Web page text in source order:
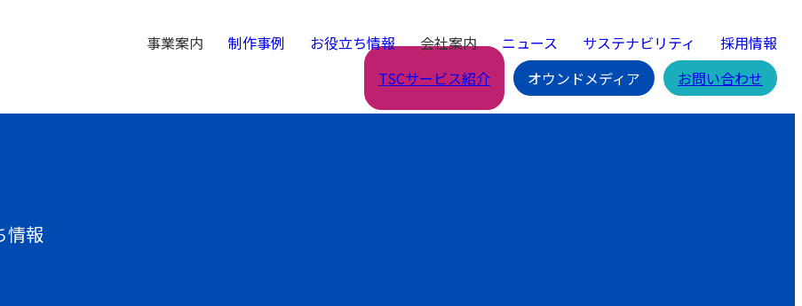
事業案内 制作事例 お役立ち情報 会社案内 ニュース サステナビリティ
採用情報
TSCサービス紹介
オウンドメディア お問い合わせ
情報